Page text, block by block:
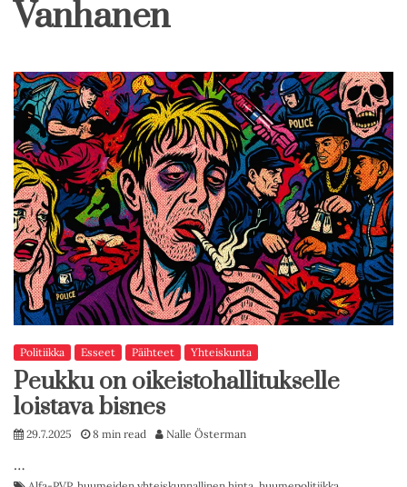
Vanhanen
Politiikka Esseet Päihteet Yhteiskunta
Peukku on oikeistohallitukselle
loistava bisnes
29.7.2025 8 min read Nalle Österman
…